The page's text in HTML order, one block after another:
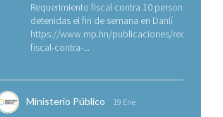
Requerimiento fiscal contra 10 personas
detenidas el fin de semana en Danlí
https://www.mp.hn/publicaciones/
fiscal-contra-...
Ministerio Público 19 Ene